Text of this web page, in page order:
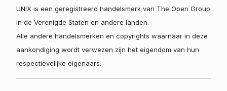
UNIX is een geregistreerd handelsmerk van The Open Group
in de Verenigde Staten en andere landen.
Alle andere handelsmerken en copyrights waarnaar in deze
aankondiging wordt verwezen zijn het eigendom van hun
respectievelijke eigenaars.